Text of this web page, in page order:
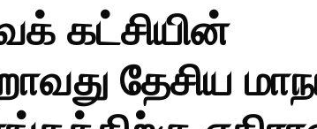
கட்சியின்
தேசிய